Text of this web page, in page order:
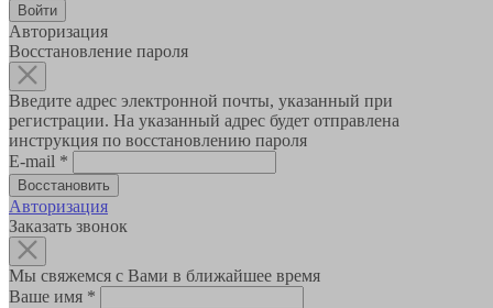
Авторизация
Восстановление пароля
Введите адрес электронной почты, указанный при
регистрации. На указанный адрес будет отправлена
инструкция по восстановлению пароля
E-mail *
Авторизация
Заказать звонок
Мы свяжемся с Вами в ближайшее время
Ваше имя *